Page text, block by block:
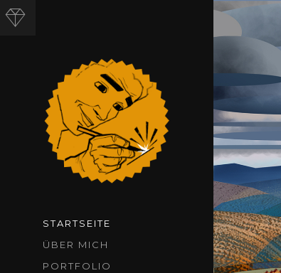
STARTSEITE
ÜBER MICH
PORTFOLIO